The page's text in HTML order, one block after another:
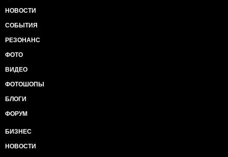
НОВОСТИ
СОБЫТИЯ
РЕЗОНАНС
ФОТО
ВИДЕО
ФОТОШОПЫ
БЛОГИ
ФОРУМ
БИЗНЕС
НОВОСТИ